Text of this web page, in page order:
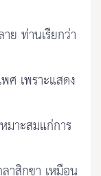
ย ท่านเรียกว่า
ศ เพราะแสดง
มาะสมแก่การ